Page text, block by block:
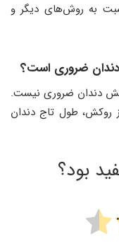
به روش‌های دیگر و
دندان ضروری است؟
دندان ضروری نیست.
روکش، طول تاج دندان
بود؟